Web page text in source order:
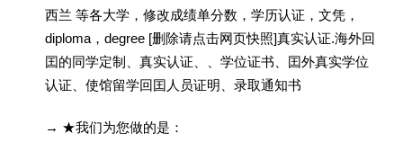
西兰 等各大学，修改成绩单分数，学历认证，文凭，
diploma，degree [删除请点击网页快照]真实认证.海外回
囯的同学定制、真实认证、、学位证书、囯外真实学位
认证、使馆留学回囯人员证明、录取通知书
→ ★我们为您做的是：